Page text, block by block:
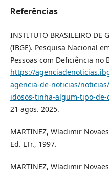
Referências
INSTITUTO BRASILEIRO DE
(IBGE). Pesquisa Nacional
Pessoas com Deficiência no
https://
agencia-de-noticias/
idosos-tinha-algum-tipo-de-
21 agos. 2025.
MARTINEZ, Wladimir
Ed. LTr., 1997.
MARTINEZ, Wladimir